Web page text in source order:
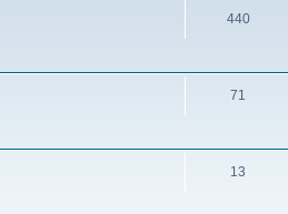
440
71
13